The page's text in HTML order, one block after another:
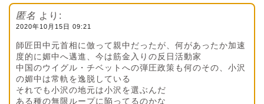
匿名 より:
2020年10月15日 09:21
師匠田中元首相に倣って親中だったが、何があったか加速
度的に媚中へ邁進、今は筋金入りの反日活動家
中国のウイグル・チベットへの弾圧政策も何のその、小沢
の媚中は常軌を逸脱している
それでも小沢の地元は小沢を選ぶんだ
ある種の無限ループに陥ってるのかな